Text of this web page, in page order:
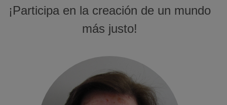
¡Participa en la creación de un mundo
más justo!